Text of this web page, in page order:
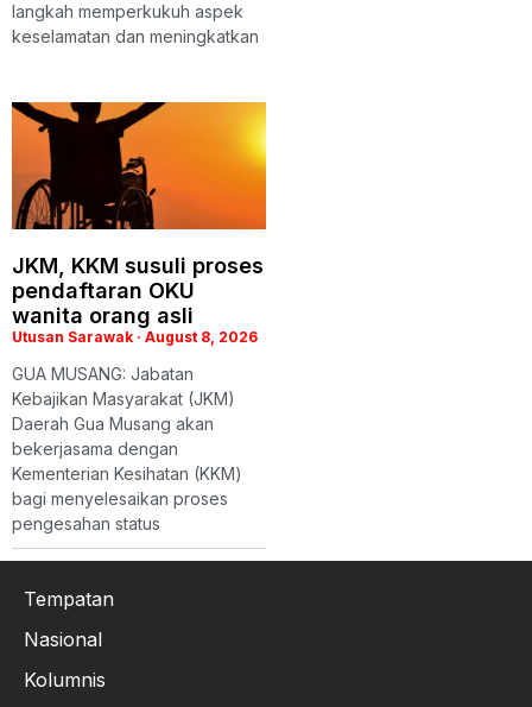
langkah memperkukuh aspek
keselamatan dan meningkatkan
JKM, KKM susuli proses
pendaftaran OKU
wanita orang asli
Utusan Sarawak August 8, 2026
GUA MUSANG: Jabatan
Kebajikan Masyarakat (JKM)
Daerah Gua Musang akan
bekerjasama dengan
Kementerian Kesihatan (KKM)
bagi menyelesaikan proses
pengesahan status
Tempatan
Nasional
Kolumnis